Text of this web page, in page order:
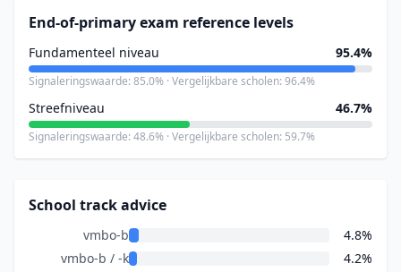
End-of-primary exam reference levels
Fundamenteel niveau 95.4%
Signaleringswaarde: 85.0% · Vergelijkbare scholen: 96.4%
Streefniveau 46.7%
Signaleringswaarde: 48.6% · Vergelijkbare scholen: 59.7%
School track advice
vmbo-b
4.8%
vmbo-b / -k
4.2%